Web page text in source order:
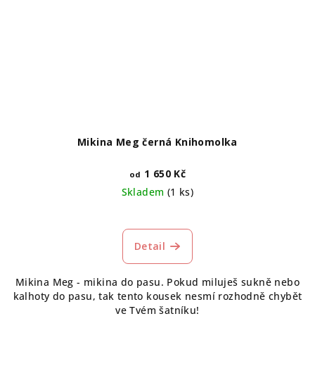
Mikina Meg černá Knihomolka
od 1 650 Kč
Skladem (1 ks)
hodnocení
produktu
z
5
hvězdiček.
Detail
Mikina Meg - mikina do pasu. Pokud miluješ sukně nebo
kalhoty do pasu, tak tento kousek nesmí rozhodně chybět
ve Tvém šatníku!